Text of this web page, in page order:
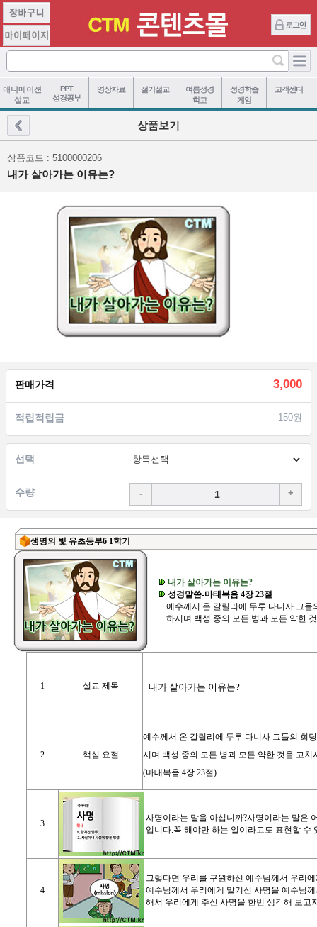
애니메이션
설교
PPT
성경공부
영상자료 절기설교
여름성경
학교
성경학습
게임
고객센터
상품보기
상품코드 : 5100000206
내가 살아가는 이유는?
판매가격 3,000
적립적립금 150원
선택
수량 - +